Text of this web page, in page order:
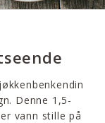
Denne 1,5-
vann stille på